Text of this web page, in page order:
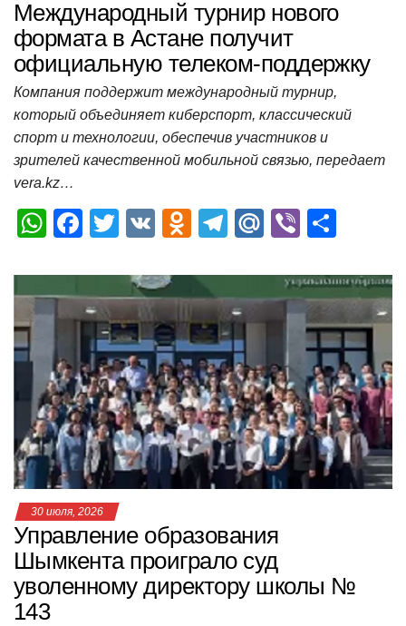
Международный турнир нового
формата в Астане получит
официальную телеком-поддержку
Компания поддержит международный турнир,
который объединяет киберспорт, классический
спорт и технологии, обеспечив участников и
зрителей качественной мобильной связью, передает
vera.kz…
W
at
s
A
p
p
F
c
e
b
o
o
k
T
tt
er
V
O
n
o
kl
a
ss
ni
ki
T
e
gr
a
m
M
.R
u
Vi
er п
р
а
в
и
т
ь
30 июля, 2026
Управление образования
Шымкента проиграло суд
уволенному директору школы №
143